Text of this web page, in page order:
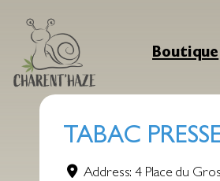
contenu
Boutique
TABAC
Address:4 Place du